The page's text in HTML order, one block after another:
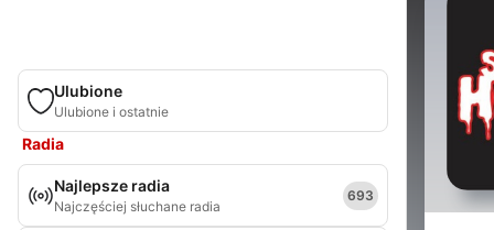
Ulubione
Ulubione i ostatnie
Radia
Najlepsze radia
Najczęściej słuchane radia
693